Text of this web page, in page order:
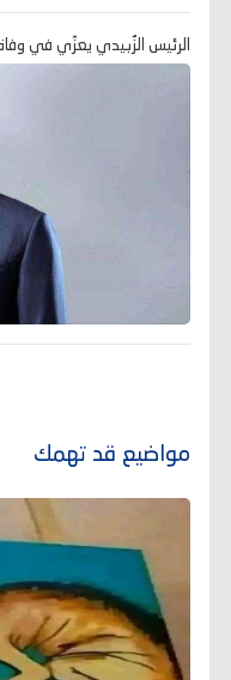
الرئيس الزُبيدي يعزّي في
مواضيع قد تهمك